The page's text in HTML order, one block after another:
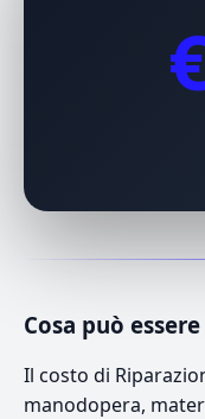
Cosa può
Il costo di
manodopera,